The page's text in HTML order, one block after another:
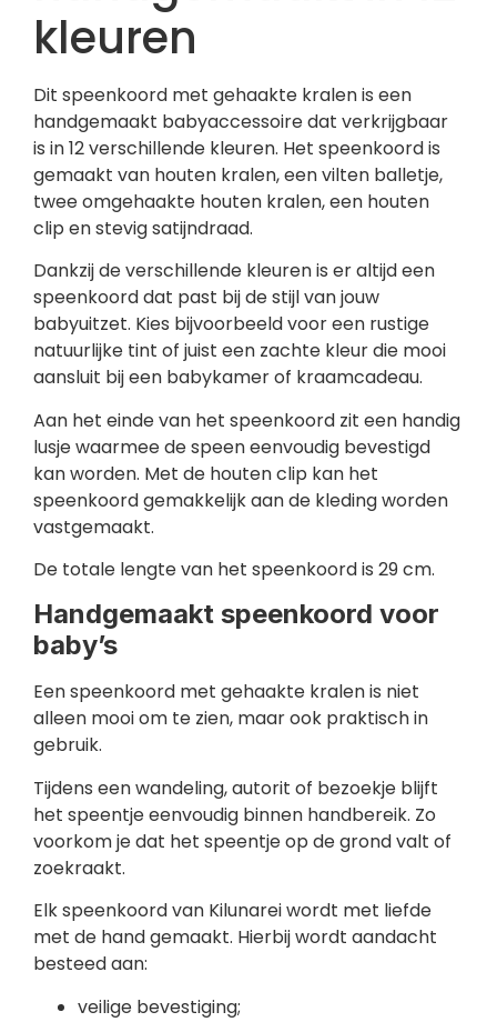
kleuren
Dit speenkoord met gehaakte kralen is een
handgemaakt babyaccessoire dat verkrijgbaar
is in 12 verschillende kleuren. Het speenkoord is
gemaakt van houten kralen, een vilten balletje,
twee omgehaakte houten kralen, een houten
clip en stevig satijndraad.
Dankzij de verschillende kleuren is er altijd een
speenkoord dat past bij de stijl van jouw
babyuitzet. Kies bijvoorbeeld voor een rustige
natuurlijke tint of juist een zachte kleur die mooi
aansluit bij een babykamer of kraamcadeau.
Aan het einde van het speenkoord zit een handig
lusje waarmee de speen eenvoudig bevestigd
kan worden. Met de houten clip kan het
speenkoord gemakkelijk aan de kleding worden
vastgemaakt.
De totale lengte van het speenkoord is 29 cm.
Handgemaakt speenkoord voor
baby’s
Een speenkoord met gehaakte kralen is niet
alleen mooi om te zien, maar ook praktisch in
gebruik.
Tijdens een wandeling, autorit of bezoekje blijft
het speentje eenvoudig binnen handbereik. Zo
voorkom je dat het speentje op de grond valt of
zoekraakt.
Elk speenkoord van Kilunarei wordt met liefde
met de hand gemaakt. Hierbij wordt aandacht
besteed aan:
veilige bevestiging;